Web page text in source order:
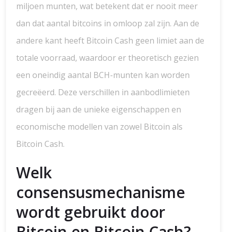
miljoen munten, wat betekent dat er nooit meer
dan dat aantal bitcoins in omloop zal zijn. Aan de
andere kant heeft Bitcoin Cash geen limiet aan de
totale voorraad, waardoor er theoretisch gezien
een oneindig aantal BCH-munten kan worden
gecreëerd. Deze verschillen in aanbodlimieten
dragen bij aan de unieke eigenschappen en
economische modellen van zowel Bitcoin als
Bitcoin Cash.
Welk
consensusmechanisme
wordt gebruikt door